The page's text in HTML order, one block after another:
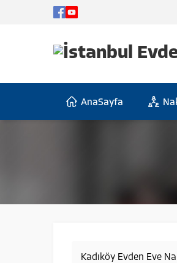
AnaSayfa
Kadıköy Evden Eve